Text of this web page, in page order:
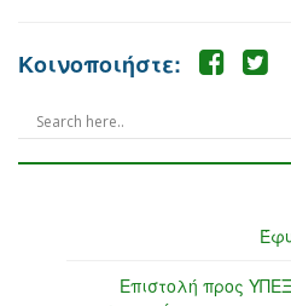
Κοινοποιήστε:
Επιστολή προς